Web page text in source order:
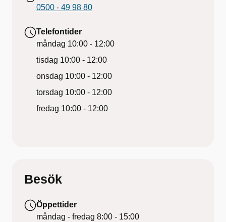
0500 - 49 98 80
Telefontider
måndag 10:00 - 12:00
tisdag 10:00 - 12:00
onsdag 10:00 - 12:00
torsdag 10:00 - 12:00
fredag 10:00 - 12:00
Besök
Öppettider
måndag - fredag 8:00 - 15:00